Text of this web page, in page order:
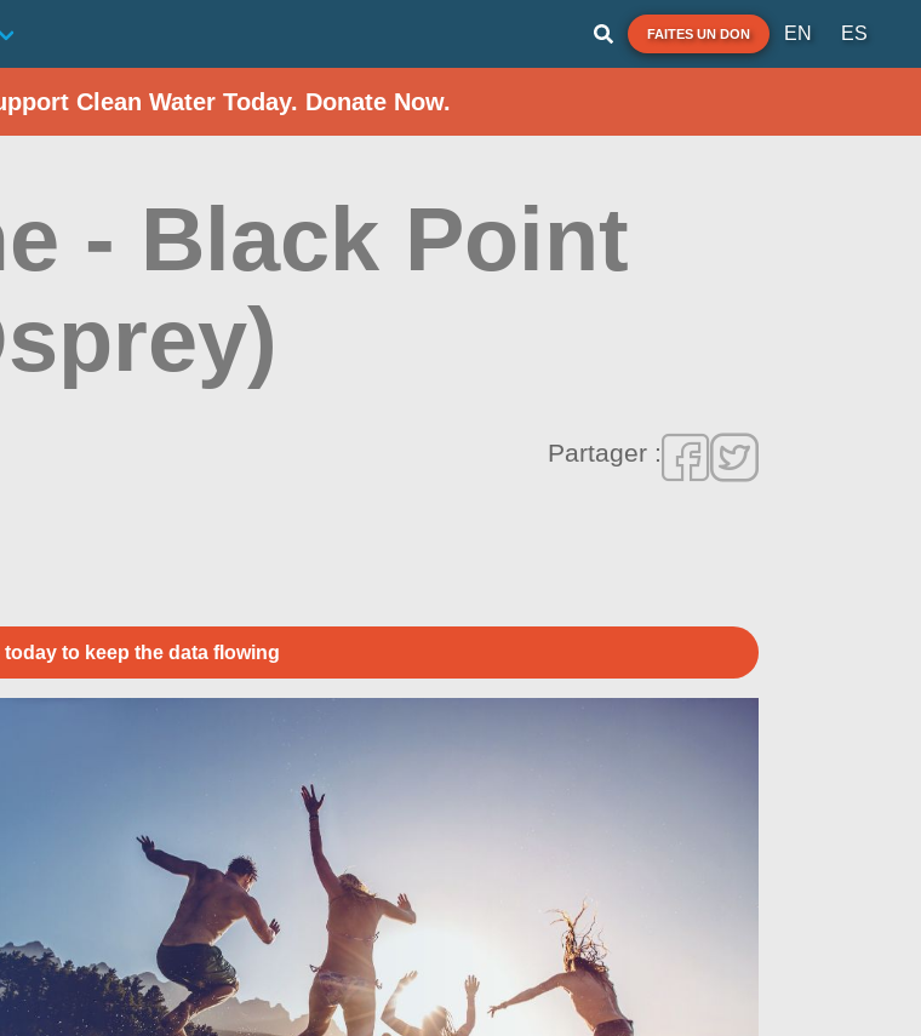
FAITES UN DON EN ES
Clean Water Today. Donate Now.
- Black Point
Partager :
today to keep the data flowing